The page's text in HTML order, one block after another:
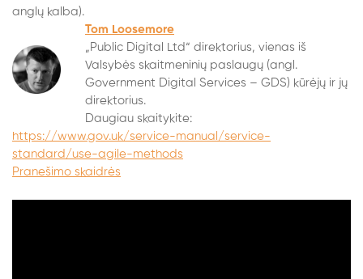
anglų kalba).
Tom Loosemore
„Public Digital Ltd“ direktorius, vienas iš
Valsybės skaitmeninių paslaugų (angl.
Government Digital Services – GDS) kūrėjų ir jų
direktorius.
Daugiau skaitykite:
https://www.gov.uk/service-manual/service-
standard/use-agile-methods
Pranešimo skaidrės